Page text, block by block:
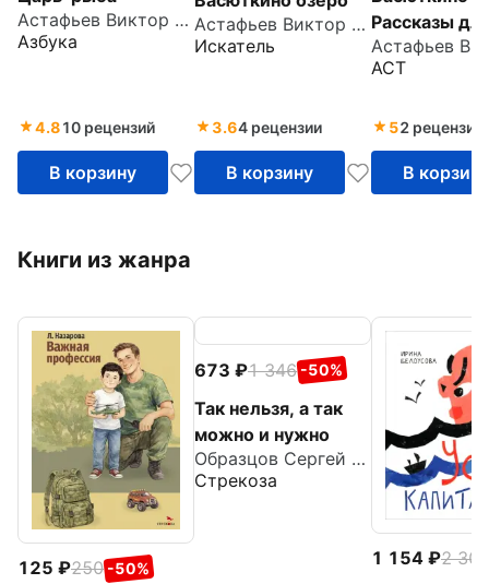
Астафьев Виктор Петрович
Азбука
4.810 рецензий
В корзину
Астафьев Виктор Петрович
Искатель
3.64 рецензии
В корзину
Рассказы
детей
АСТ
52 рецензии
В корзину
Книги из жанра
125 250 -50%
673 1 346 -50%
Так нельзя, а так
можно и нужно
Образцов Сергей Владимирович
Стрекоза
1 154
2 308